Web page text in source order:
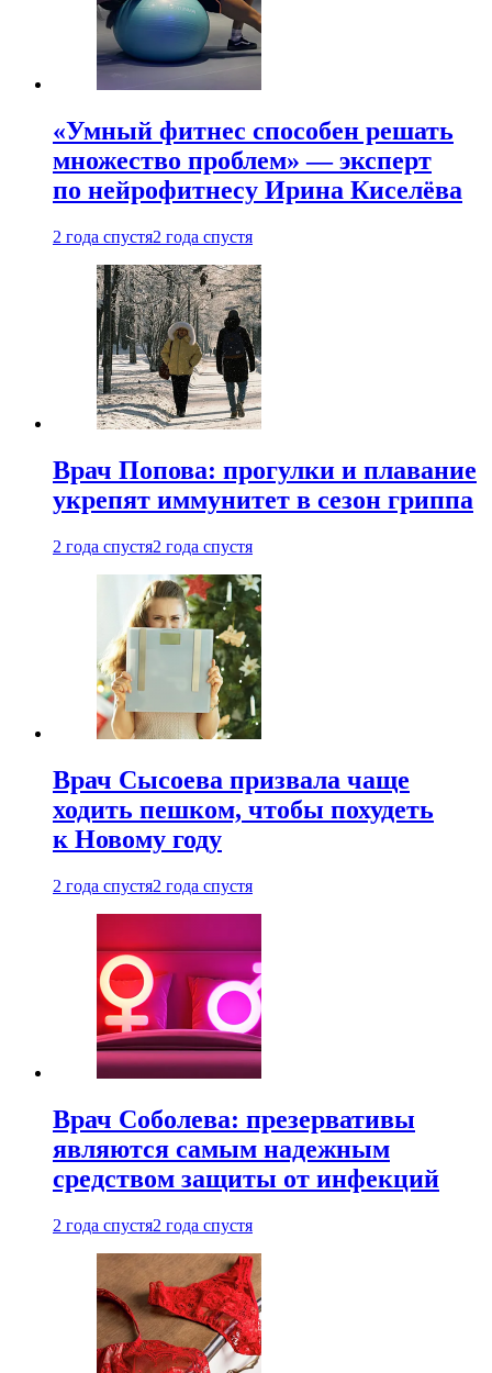
«Умный фитнес способен решать
множество проблем» — эксперт
по нейрофитнесу Ирина Киселёва
2 года спустя2 года спустя
Врач Попова: прогулки и плавание
укрепят иммунитет в сезон гриппа
2 года спустя2 года спустя
Врач Сысоева призвала чаще
ходить пешком, чтобы похудеть
к Новому году
2 года спустя2 года спустя
Врач Соболева: презервативы
являются самым надежным
средством защиты от инфекций
2 года спустя2 года спустя